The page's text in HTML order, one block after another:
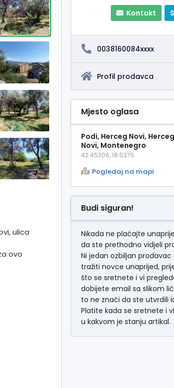
ulica
ovo
Kontakt
0038160084xxxx
Profil prodavca
Mjesto oglasa
Podi, Herceg Novi,
Novi, Montenegro
42.45306, 18.5375
Pogledaj na mapi
Budi siguran!
Nikada ne plaćajte
da ste prethodno vidjeli
Ni jedan ozbiljan prodavac
tražiti novce unaprijed,
što se sretnete i vi
dobijete email sa slikom
to ne znači da ste utvrdili
Platite kada se sretnete i
u kakvom je stanju artikal.